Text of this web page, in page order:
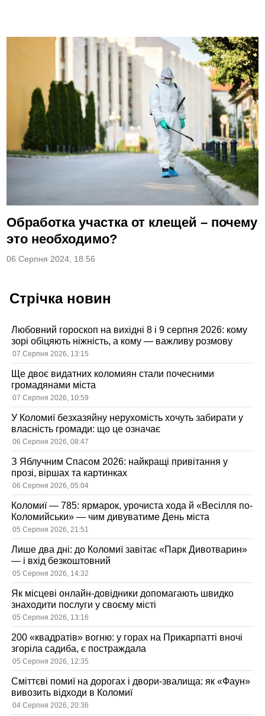
Обработка участка от клещей – почему
это необходимо?
06 Серпня 2024, 18:56
Стрічка новин
Любовний гороскоп на вихідні 8 і 9 серпня 2026: кому
зорі обіцяють ніжність, а кому — важливу розмову
07 Серпня 2026, 13:15
Ще двоє видатних коломиян стали почесними
громадянами міста
07 Серпня 2026, 10:59
У Коломиї безхазяйну нерухомість хочуть забирати у
власність громади: що це означає
06 Серпня 2026, 08:47
З Яблучним Спасом 2026: найкращі привітання у
прозі, віршах та картинках
06 Серпня 2026, 05:04
Коломиї — 785: ярмарок, урочиста хода й «Весілля по-
Коломийськи» — чим дивуватиме День міста
05 Серпня 2026, 21:51
Лише два дні: до Коломиї завітає «Парк Дивотварин»
— і вхід безкоштовний
05 Серпня 2026, 14:32
Як місцеві онлайн-довідники допомагають швидко
знаходити послуги у своєму місті
05 Серпня 2026, 13:16
200 «квадратів» вогню: у горах на Прикарпатті вночі
згоріла садиба, є постраждала
05 Серпня 2026, 12:35
Сміттєві помиї на дорогах і двори-звалища: як «Фаун»
вивозить відходи в Коломиї
04 Серпня 2026, 20:36